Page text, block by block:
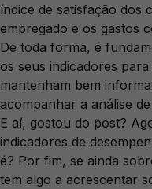
índice de satisfação
empregado e os gastos
De toda forma, é
os seus indicadores
mantenham bem
acompanhar a análise
E aí, gostou do post?
indicadores de
é? Por fim, se ainda
tem algo a acrescentar